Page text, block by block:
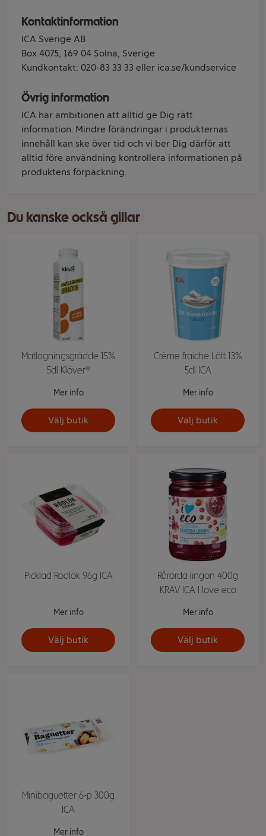
Kontaktinformation
ICA Sverige AB
Box 4075, 169 04 Solna, Sverige
Kundkontakt: 020-83 33 33 eller ica.se/kundservice
Övrig information
ICA har ambitionen att alltid ge Dig rätt
information. Mindre förändringar i produkternas
innehåll kan ske över tid och vi ber Dig därför att
alltid före användning kontrollera informationen på
produktens förpackning.
Du kanske också gillar
Matlagningsgrädde 15%
5dl Klöver®
Mer info
Välj butik
Crème fraiche Lätt 13%
5dl ICA
Mer info
Välj butik
Picklad Rödlök 96g ICA
Mer info
Välj butik
Rårörda lingon 400g
KRAV ICA I love eco
Mer info
Välj butik
Minibaguetter 6-p 300g
ICA
Mer info